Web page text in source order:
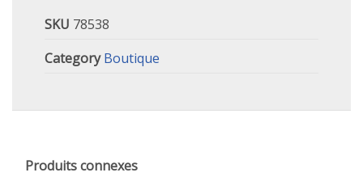
SKU 78538
Category Boutique
Produits connexes